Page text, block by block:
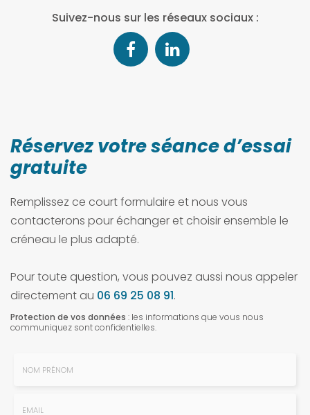
Suivez-nous sur les réseaux sociaux :
Réservez votre séance d’essai
gratuite
Remplissez ce court formulaire et nous vous
contacterons pour échanger et choisir ensemble le
créneau le plus adapté.
Pour toute question, vous pouvez aussi nous appeler
directement au 06 69 25 08 91.
Protection de vos données : les informations que vous nous
communiquez sont confidentielles.